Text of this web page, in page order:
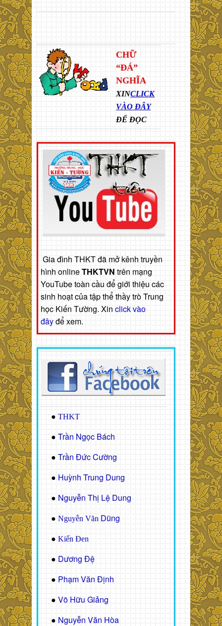
CHỮ
“ĐÁ”
NGHĨA
XINCLICK
VÀO ĐÂY
ĐỂ ĐỌC
Gia đình THKT đã mở kênh truyền
hình onlineTHKTVN trên mạng
YouTube toàn cầu để giới thiệu các
sinh hoạt của tập thể thầy trò Trung
học Kiến Tường. Xin click vào
đâyđể xem.
● THKT
● Trần Ngọc Bách
● Trần Đức Cường
● Huỳnh Trung Dung
● Nguyễn Thị Lệ Dung
● Nguyễn Văn Dũng
● Kiến Đen
● Dương Đệ
● Phạm Văn Định
● Võ Hữu Giảng
● Nguyễn Văn Hòa